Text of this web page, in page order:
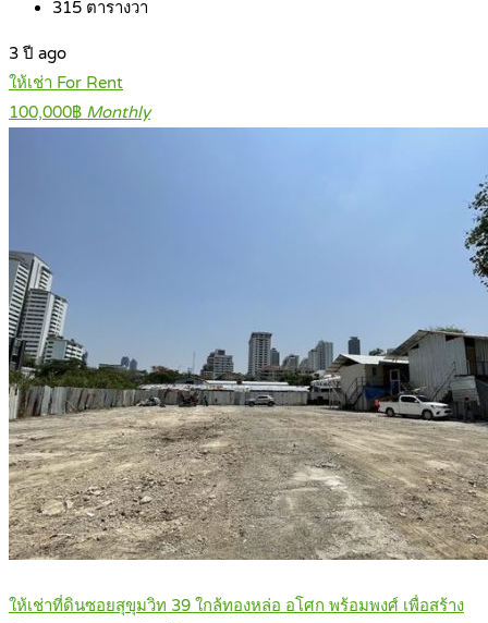
315 ตารางวา
3 ปี ago
ให้เช่า For Rent
100,000฿ Monthly
ให้เช่าที่ดินซอยสุขุมวิท 39 ใกล้ทองหล่อ อโศก พร้อมพงศ์ เพื่อสร้าง